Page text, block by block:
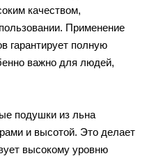
качеством,
Применение
гарантирует полную
важно для людей,
подушки из льна
и высотой. Это делает
высокому уровню